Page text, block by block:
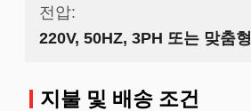
전압:
220V, 50HZ, 3PH 또는 맞춤형
지불 및 배송 조건